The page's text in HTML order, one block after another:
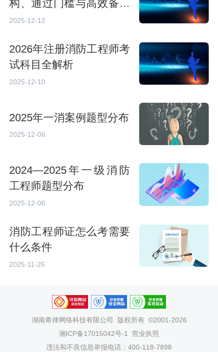
构、通过门槛与高效备考
策略
2025-12-12
2026年注册消防工程师考
试科目全解析
2025-12-10
2025年一消案例题型分布
2025-12-06
2024—2025年一级消防
工程师题型分布
2025-12-06
消防工程师证怎么考需要
什么条件
2025-11-25
湖南希律网络科技有限公司
版权所有 ©2001-2026
湘ICP备17015042号-1 营业执照
违法和不良信息举报电话：400-118-7898